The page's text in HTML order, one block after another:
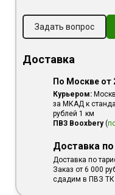
Задать вопрос
Доставка
По Москве от
Курьером:
за МКАД к
рублей 1 км
ПВЗ Booxbery(
Доставка
Доставка по
Заказ от 6 000
сдадим в ПВЗ ТК